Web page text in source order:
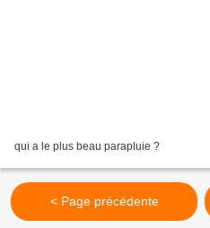
qui a le plus beau parapluie ?
< Page précédente